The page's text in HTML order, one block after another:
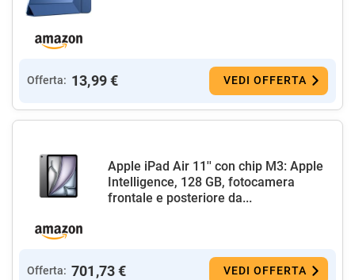
Offerta: 13,99 € VEDI OFFERTA
Apple iPad Air 11'' con chip M3: Apple
Intelligence, 128 GB, fotocamera
frontale e posteriore da...
Offerta: 701,73 € VEDI OFFERTA